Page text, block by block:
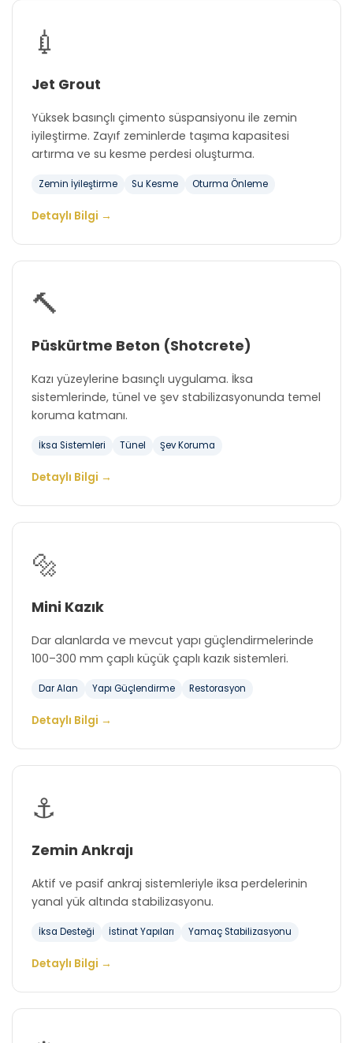
💉
Jet Grout
Yüksek basınçlı çimento süspansiyonu ile zemin
iyileştirme. Zayıf zeminlerde taşıma kapasitesi
artırma ve su kesme perdesi oluşturma.
Zemin İyileştirme Su Kesme Oturma Önleme
Detaylı Bilgi →
🔨
Püskürtme Beton (Shotcrete)
Kazı yüzeylerine basınçlı uygulama. İksa
sistemlerinde, tünel ve şev stabilizasyonunda temel
koruma katmanı.
İksa Sistemleri Tünel Şev Koruma
Detaylı Bilgi →
🔩
Mini Kazık
Dar alanlarda ve mevcut yapı güçlendirmelerinde
100–300 mm çaplı küçük çaplı kazık sistemleri.
Dar Alan Yapı Güçlendirme Restorasyon
Detaylı Bilgi →
⚓
Zemin Ankrajı
Aktif ve pasif ankraj sistemleriyle iksa perdelerinin
yanal yük altında stabilizasyonu.
İksa Desteği İstinat Yapıları Yamaç Stabilizasyonu
Detaylı Bilgi →